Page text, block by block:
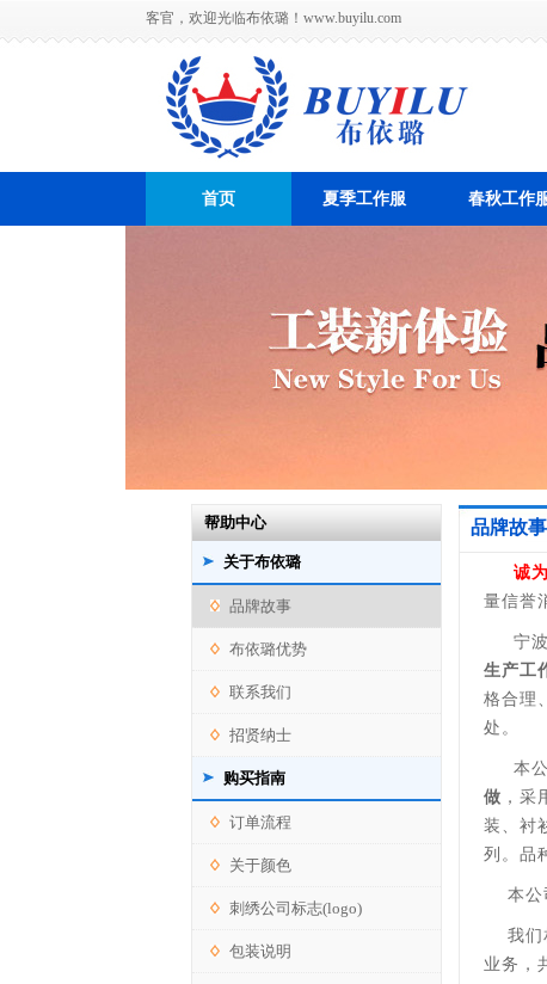
客官，欢迎光临布依璐！ www.buyilu.com
首页 夏季工作服 春秋工作
帮助中心
关于布依璐
品牌故事
布依璐优势
联系我们
招贤纳士
购买指南
订单流程
关于颜色
刺绣公司标志(logo)
包装说明
品牌故事
诚为
量信誉
宁波
生产工
格合理
处。
本公
做 ，
装、衬
列。品
本公
我们
业务，